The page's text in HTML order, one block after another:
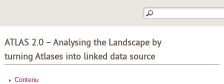
ATLAS 2.0 – Analysing the Landscape by
turning Atlases into linked data source
Contenu